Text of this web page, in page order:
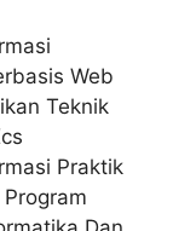
Web
Teknik
Praktik